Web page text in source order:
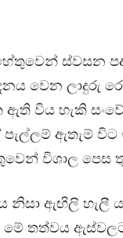
ස්වසන
වෙන ලාදුරු
විය හැකි
පැල්ලම් ඇතැම්
විශාල පෙස
නිසා ඇඟිලි හැලී
තත්වය